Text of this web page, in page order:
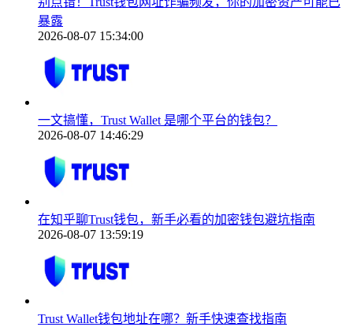
暴露
2026-08-07 15:34:00
一文搞懂，Trust Wallet 是哪个平台的钱包？
2026-08-07 14:46:29
在知乎聊Trust钱包，新手必看的加密钱包避坑指南
2026-08-07 13:59:19
Trust Wallet钱包地址在哪？新手快速查找指南